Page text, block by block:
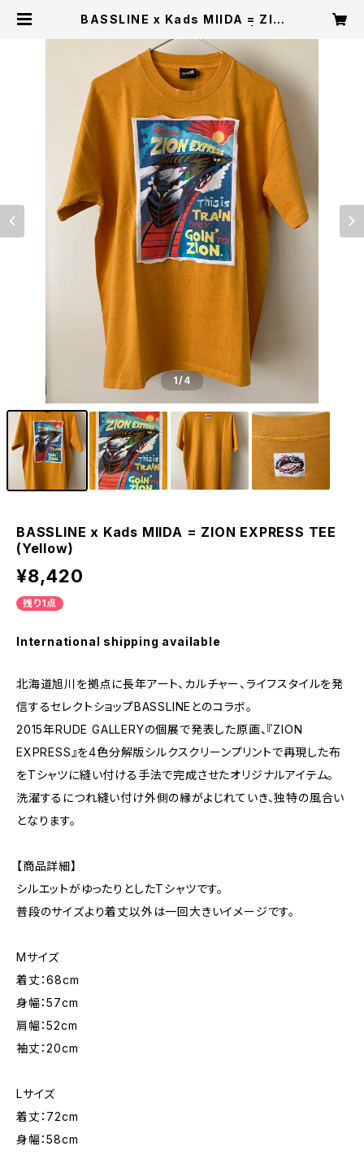
BASSLINE x Kads MIIDA = ZIO
s MIIDA Store
1/4
BASSLINE x Kads MIIDA = ZION EXPRESS TEE
(Yellow)
¥8,420
残り1点
International shipping available
北海道旭川を拠点に長年アート、カルチャー、ライフスタイルを発
信するセレクトショップBASSLINEとのコラボ。
2015年RUDE GALLERYの個展で発表した原画、『ZION
EXPRESS』を4色分解版シルクスクリーンプリントで再現した布
をTシャツに縫い付ける手法で完成させたオリジナルアイテム。
洗濯するにつれ縫い付け外側の縁がよじれていき、独特の風合い
となります。
【商品詳細】
シルエットがゆったりとしたTシャツです。
普段のサイズより着丈以外は一回大きいイメージです。
Mサイズ
着丈：68cm
身幅：57cm
肩幅：52cm
袖丈：20cm
Lサイズ
着丈：72cm
身幅：58cm